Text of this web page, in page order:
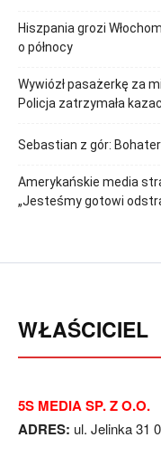
Hiszpania grozi
o północy
Wywiózł pasażerkę za
Policja zatrzymała
Sebastian z gór:
Amerykańskie media
„Jesteśmy gotowi
WŁAŚCICIEL
5S MEDIA SP. Z O.O.
ADRES: ul. Jelinka 31